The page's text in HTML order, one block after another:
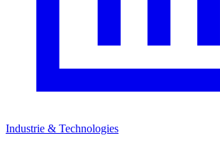
Industrie & Technologies